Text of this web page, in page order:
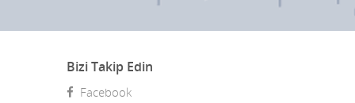
Bizi Takip Edin
Facebook